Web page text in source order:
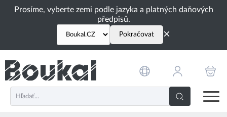
Prosíme, vyberte zemi podle jazyka a platných daňových
předpisů.
Pokračovat ×